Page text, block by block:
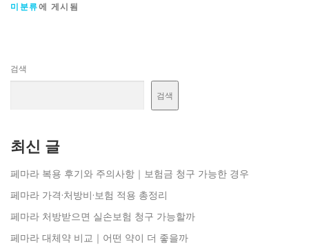
미분류에 게시됨
검색
검색
최신 글
페마라 복용 후기와 주의사항｜보험금 청구 가능한 경우
페마라 가격·처방비·보험 적용 총정리
페마라 처방받으면 실손보험 청구 가능할까
페마라 대체약 비교｜어떤 약이 더 좋을까